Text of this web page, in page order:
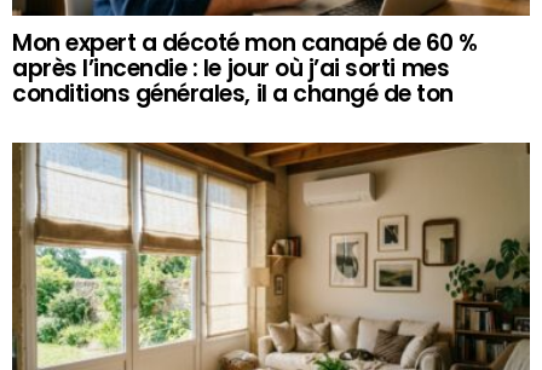
Mon expert a décoté mon canapé de 60 %
après l’incendie : le jour où j’ai sorti mes
conditions générales, il a changé de ton